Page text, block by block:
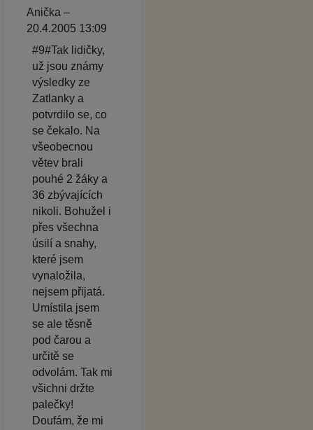
Anička –
20.4.2005 13:09
#9#Tak lidičky,
už jsou známy
výsledky ze
Zatlanky a
potvrdilo se, co
se čekalo. Na
všeobecnou
větev brali
pouhé 2 žáky a
36 zbývajících
nikoli. Bohužel i
přes všechna
úsilí a snahy,
které jsem
vynaložila,
nejsem přijatá.
Umístila jsem
se ale těsně
pod čarou a
určitě se
odvolám. Tak mi
všichni držte
palečky!
Doufám, že mi